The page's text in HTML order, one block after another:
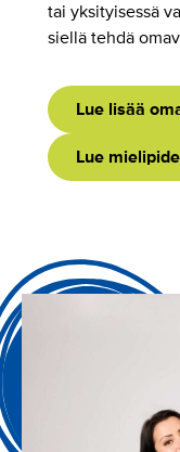
tai yksityisessä
siellä tehdä
Lue lisää
Lue mielipide